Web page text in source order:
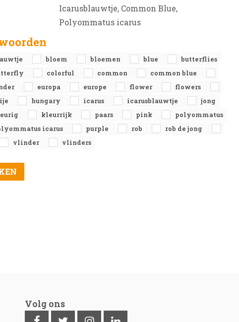
Icarusblauwtje, Common Blue,
Polyommatus icarus
bloem bloemen blue
butterflies
colorful common
common blue
europa europe flower
flowers
hungary icarus icarusblauwtje
jong
kleurrijk paars pink
polyommatus
icarus
purple rob
rob de jong
vlinder vlinders
Volg ons